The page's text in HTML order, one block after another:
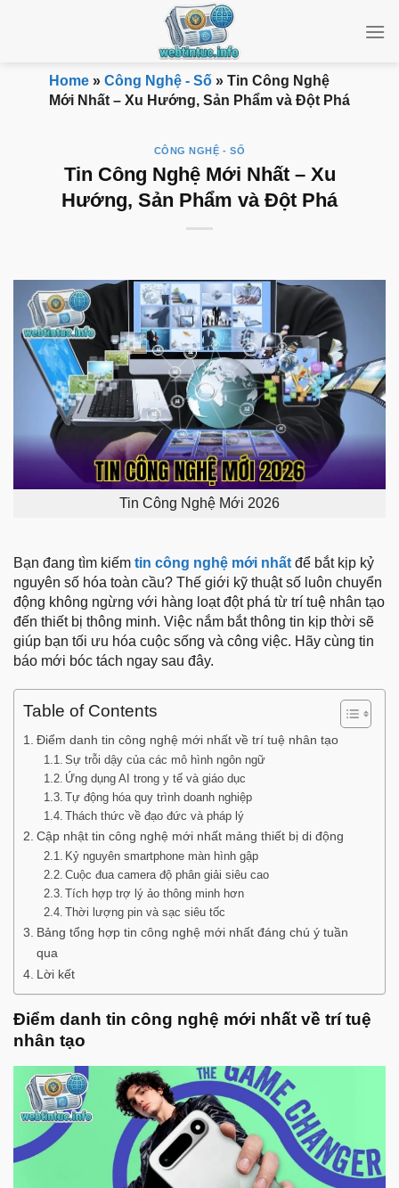
Home » Công Nghệ - Số » Tin Công Nghệ
Mới Nhất – Xu Hướng, Sản Phẩm và Đột Phá
CÔNG NGHỆ - SỐ
Tin Công Nghệ Mới Nhất – Xu
Hướng, Sản Phẩm và Đột Phá
Tin Công Nghệ Mới 2026
Bạn đang tìm kiếm tin công nghệ mới nhất để bắt kịp kỷ
nguyên số hóa toàn cầu? Thế giới kỹ thuật số luôn chuyển
động không ngừng với hàng loạt đột phá từ trí tuệ nhân tạo
đến thiết bị thông minh. Việc nắm bắt thông tin kịp thời sẽ
giúp bạn tối ưu hóa cuộc sống và công việc. Hãy cùng tin
báo mới bóc tách ngay sau đây.
Table of Contents
Điểm danh tin công nghệ mới nhất về trí tuệ nhân tạo
Sự trỗi dậy của các mô hình ngôn ngữ
Ứng dụng AI trong y tế và giáo dục
Tự động hóa quy trình doanh nghiệp
Thách thức về đạo đức và pháp lý
Cập nhật tin công nghệ mới nhất mảng thiết bị di động
Kỷ nguyên smartphone màn hình gập
Cuộc đua camera độ phân giải siêu cao
Tích hợp trợ lý ảo thông minh hơn
Thời lượng pin và sạc siêu tốc
Bảng tổng hợp tin công nghệ mới nhất đáng chú ý tuần
qua
Lời kết
Điểm danh tin công nghệ mới nhất về trí tuệ
nhân tạo